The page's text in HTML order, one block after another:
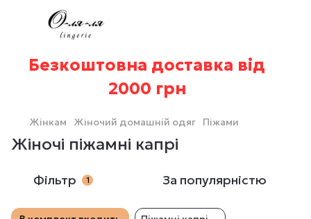
Безкоштовна доставка від
2000 грн
Жінкам Жіночий домашній одяг Піжами
Жіночі піжамні капрі
Фільтр 1 За популярністю